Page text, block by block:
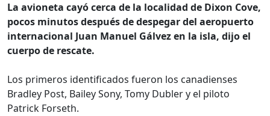
La avioneta cayó cerca de la localidad de Dixon Cove,
pocos minutos después de despegar del aeropuerto
internacional Juan Manuel Gálvez en la isla, dijo el
cuerpo de rescate.
Los primeros identificados fueron los canadienses
Bradley Post, Bailey Sony, Tomy Dubler y el piloto
Patrick Forseth.